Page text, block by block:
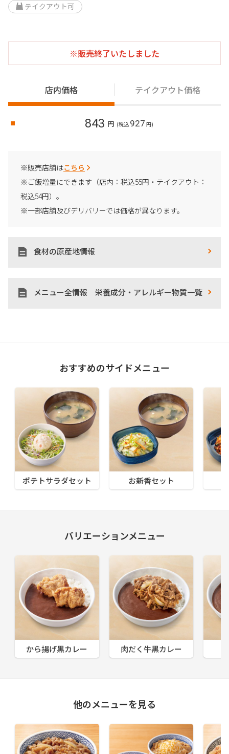
テイクアウト可
※販売終了いたしました
店内価格 テイクアウト価格
843 円 (税込 927 円)
※販売店舗はこちら
※ご飯増量にできます（店内：税込55円・テイクアウト：
税込54円）。
※一部店舗及びデリバリーでは価格が異なります。
食材の原産地情報
メニュー全情報 栄養成分・アレルギー物質一覧
おすすめのサイドメニュー
ポテトサラダセット お新香セット
バリエーションメニュー
から揚げ黒カレー 肉だく牛黒カレー
他のメニューを見る